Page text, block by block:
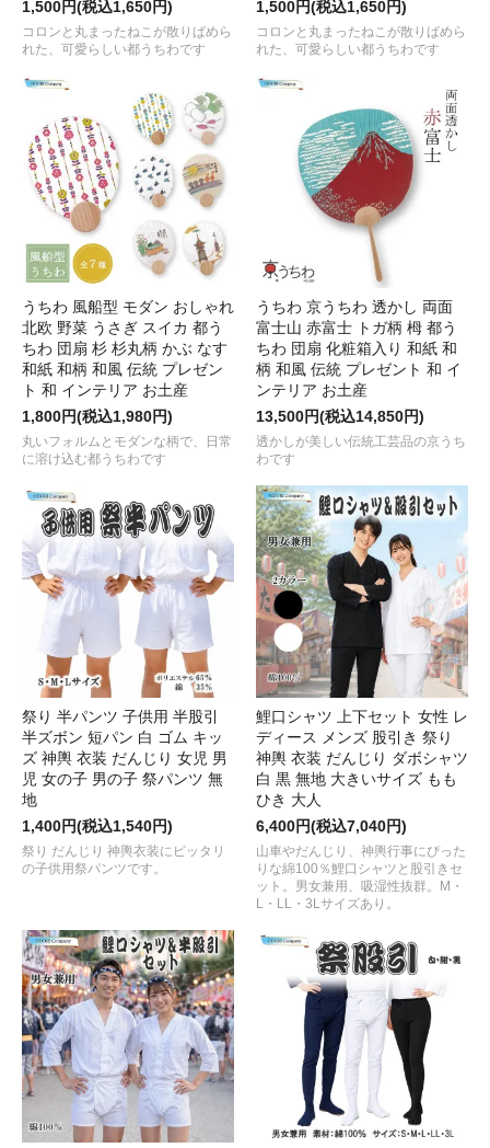
1,500円(税込1,650円)
コロンと丸まったねこが散りばめら
れた、可愛らしい都うちわです
1,500円(税込1,650円)
コロンと丸まったねこが散りばめら
れた、可愛らしい都うちわです
うちわ 風船型 モダン おしゃれ
北欧 野菜 うさぎ スイカ 都う
ちわ 団扇 杉 杉丸柄 かぶ なす
和紙 和柄 和風 伝統 プレゼン
ト 和 インテリア お土産
1,800円(税込1,980円)
丸いフォルムとモダンな柄で、日常
に溶け込む都うちわです
うちわ 京うちわ 透かし 両面
富士山 赤富士 トガ柄 栂 都う
ちわ 団扇 化粧箱入り 和紙 和
柄 和風 伝統 プレゼント 和 イ
ンテリア お土産
13,500円(税込14,850円)
透かしが美しい伝統工芸品の京うち
わです
祭り 半パンツ 子供用 半股引
半ズボン 短パン 白 ゴム キッ
ズ 神輿 衣装 だんじり 女児 男
児 女の子 男の子 祭パンツ 無
地
1,400円(税込1,540円)
祭り だんじり 神輿衣装にピッタリ
の子供用祭パンツです。
鯉口シャツ 上下セット 女性 レ
ディース メンズ 股引き 祭り
神輿 衣装 だんじり ダボシャツ
白 黒 無地 大きいサイズ もも
ひき 大人
6,400円(税込7,040円)
山車やだんじり、神輿行事にぴった
りな綿100％鯉口シャツと股引きセ
ット。男女兼用、吸湿性抜群。M・
L・LL・3Lサイズあり。